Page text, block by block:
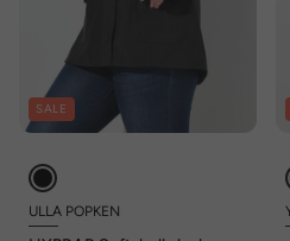
SALE
ULLA POPKEN